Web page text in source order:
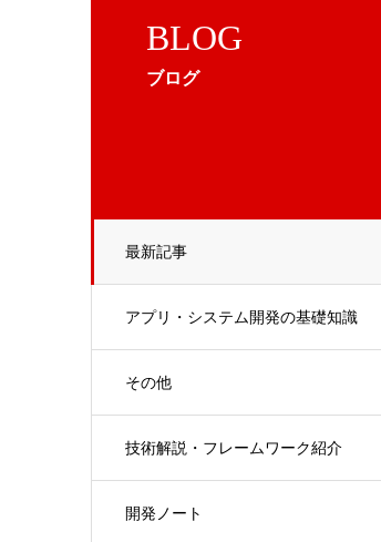
BLOG
ブログ
最新記事
アプリ・システム開発の基礎知識
その他
技術解説・フレームワーク紹介
開発ノート